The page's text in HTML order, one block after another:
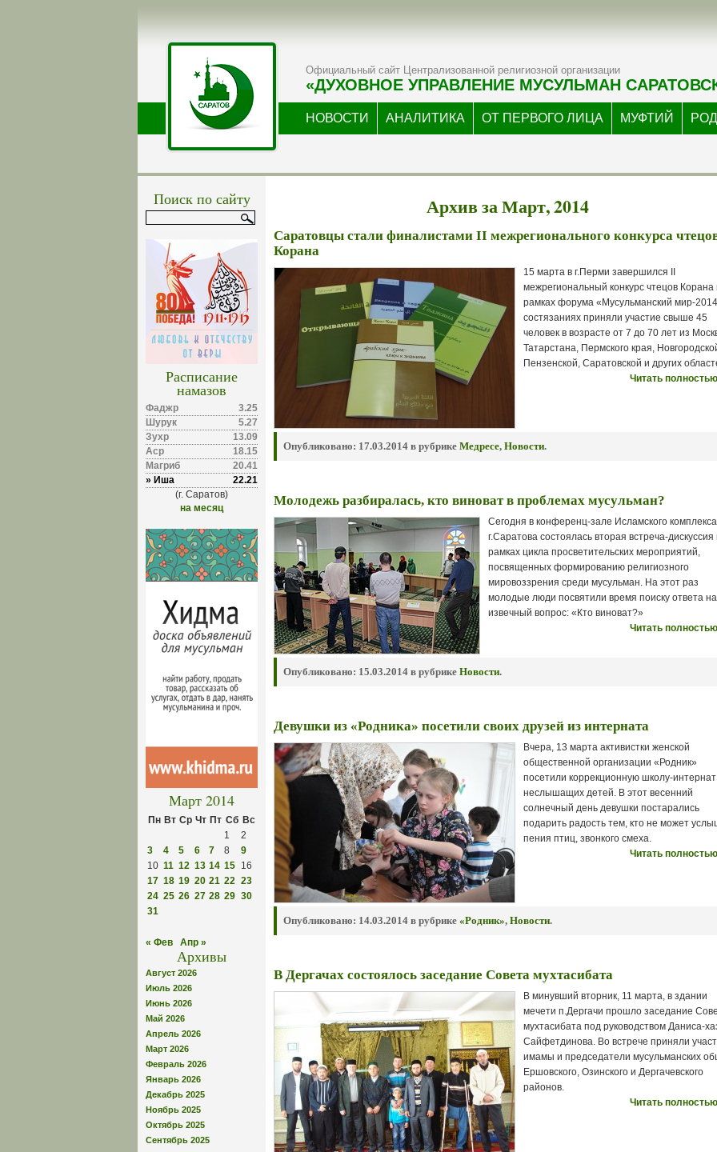
Официальный сайт Централизованной религиозной организации
«ДУХОВНОЕ УПРАВЛЕНИЕ МУСУЛЬМАН
НОВОСТИ АНАЛИТИКА ОТ ПЕРВОГО ЛИЦА МУФТИЙ
Поиск по сайту
Расписание
намазов
Фаджр
3.25
Шурук
5.27
Зухр
13.09
Аср
18.15
Магриб
20.41
» Иша
22.21
(г. Саратов)
на месяц
Март 2014
Пн Вт Ср Чт Пт Сб Вс
1
2
3
4 5 6 7 8
9
10 11 12 13 14 15 16
17 18 19 20 21 22 23
24 25 26 27 28 29 30
31
« Фев Апр »
Архивы
Август 2026
Июль 2026
Июнь 2026
Май 2026
Апрель 2026
Март 2026
Февраль 2026
Январь 2026
Декабрь 2025
Ноябрь 2025
Октябрь 2025
Сентябрь 2025
Архив за Март, 2014
Саратовцы стали финалистами II межрегионального конкурса
Корана
15 марта в г.Перми завершился II
межрегиональный конкурс чтецов Корана
рамках форума «Мусульманский мир-
состязаниях приняли участие свыше 45
человек в возрасте от 7 до 70 лет из
Татарстана, Пермского края,
Пензенской, Саратовской и других
Читать
Опубликовано: 17.03.2014 в рубрике Медресе, Новости.
Молодежь разбиралась, кто виноват в проблемах мусульман?
Сегодня в конференц-зале Исламского комплекса
г.Саратова состоялась вторая встреча-дискуссия
рамках цикла просветительских мероприятий,
посвященных формированию религиозного
мировоззрения среди мусульман. На этот раз
молодые люди посвятили время поиску ответа на
извечный вопрос: «Кто виноват?»
Читать
Опубликовано: 15.03.2014 в рубрике Новости.
Девушки из «Родника» посетили своих друзей из интерната
Вчера, 13 марта активистки женской
общественной организации «Родник»
посетили коррекционную школу-
неслышащих детей. В этот весенний
солнечный день девушки постарались
подарить радость тем, кто не может
пения птиц, звонкого смеха.
Читать
Опубликовано: 14.03.2014 в рубрике «Родник», Новости.
В Дергачах состоялось заседание Совета мухтасибата
В минувший вторник, 11 марта, в здании
мечети п.Дергачи прошло заседание
мухтасибата под руководством Даниса-
Сайфетдинова. Во встрече приняли
имамы и председатели мусульманских
Ершовского, Озинского и Дергачевского
районов.
Читать